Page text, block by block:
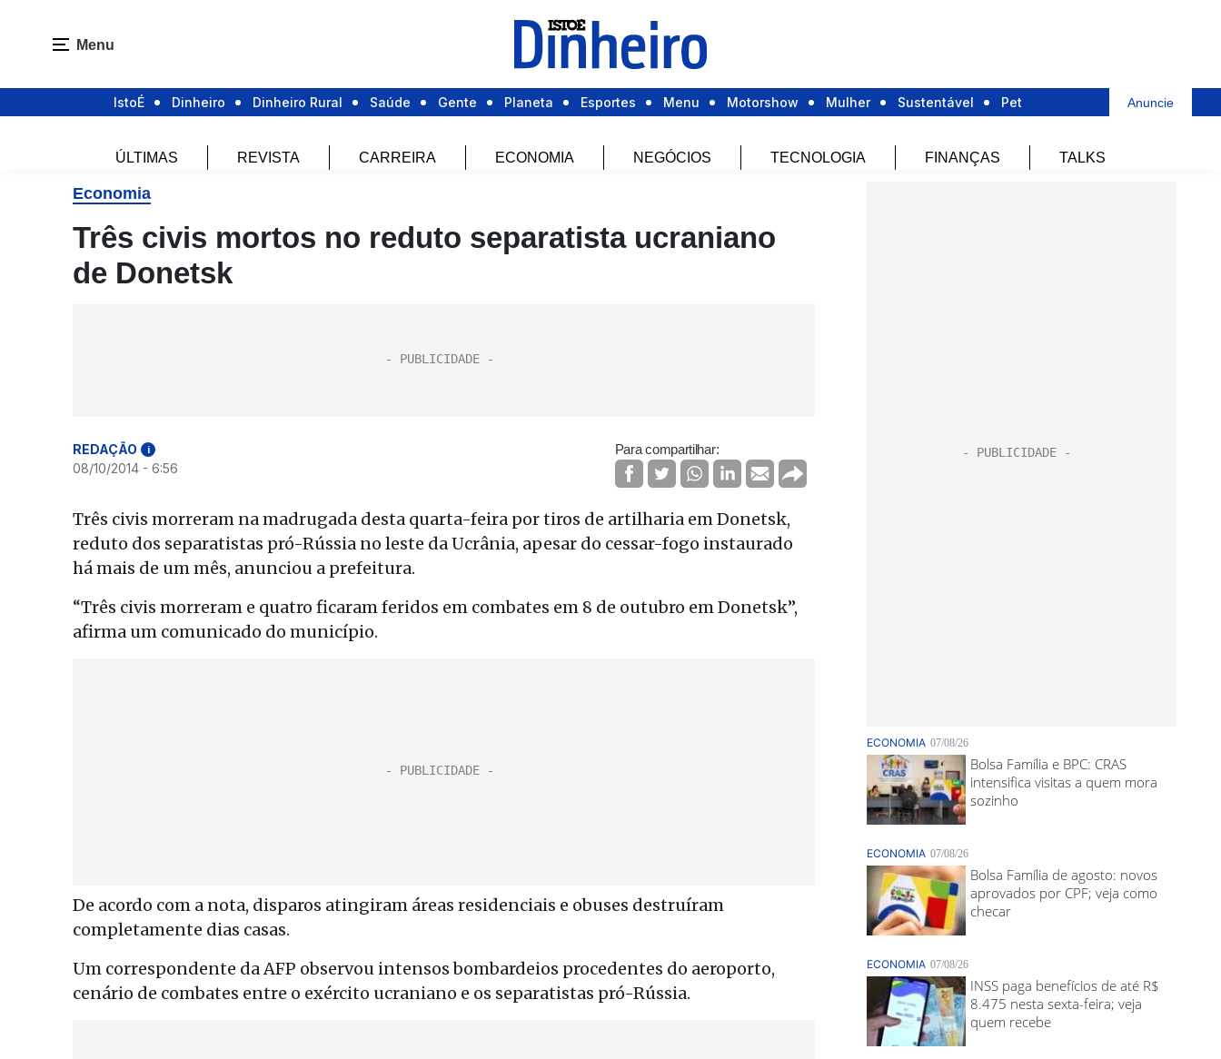
Menu
IstoÉ Dinheiro Dinheiro Rural Saúde Gente Planeta Esportes Menu Motorshow Mulher Sustentável Pet Anuncie
ÚLTIMAS REVISTA CARREIRA ECONOMIA NEGÓCIOS TECNOLOGIA FINANÇAS TALKS
Economia
Três civis mortos no reduto separatista ucraniano
de Donetsk
REDAÇÃO i
08/10/2014 - 6:56
Para compartilhar:
Três civis morreram na madrugada desta quarta-feira por tiros de artilharia em Donetsk,
reduto dos separatistas pró-Rússia no leste da Ucrânia, apesar do cessar-fogo instaurado
há mais de um mês, anunciou a prefeitura.
“Três civis morreram e quatro ficaram feridos em combates em 8 de outubro em Donetsk”,
afirma um comunicado do município.
De acordo com a nota, disparos atingiram áreas residenciais e obuses destruíram
completamente dias casas.
Um correspondente da AFP observou intensos bombardeios procedentes do aeroporto,
cenário de combates entre o exército ucraniano e os separatistas pró-Rússia.